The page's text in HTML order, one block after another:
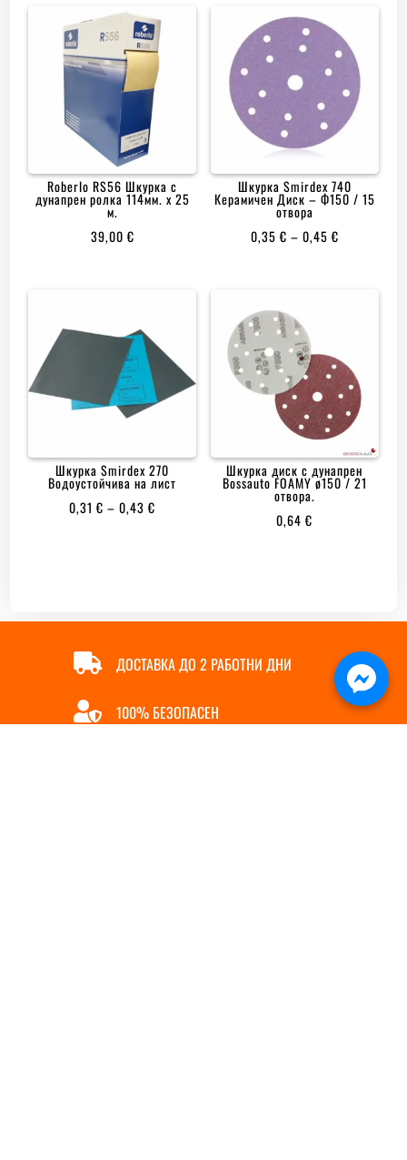
Roberlo RS56 Шкурка с
дунапрен ролка 114мм. x 25
м.
39,00€
Шкурка Smirdex 740
Керамичен Диск – Ф150 / 15
отвора
0,35€ – 0,45€PRICE
Шкурка Smirdex 270
Водоустойчива на лист
0,31€ – 0,43€
Шкурка диск с дунапрен
Bossauto FOAMY ø150 / 21
отвора.
0,64€
 ДОСТАВКА ДО 2 РАБОТНИ ДНИ
 100% БЕЗОПАСЕН